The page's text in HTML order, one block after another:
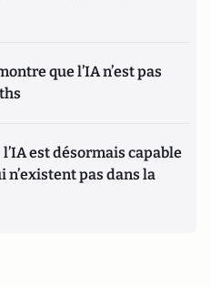
que l’IA n’est pas
est désormais capable
pas dans la